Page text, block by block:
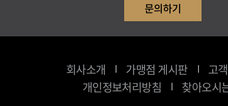
문의하기
회사소개 가맹점 게시판
고
개인정보처리방침
찾아오시